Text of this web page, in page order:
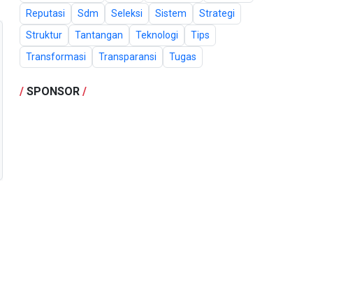
Reputasi
Sdm Seleksi Sistem
Strategi
Struktur
Tantangan Teknologi
Tips
Transformasi
Transparansi Tugas
/ SPONSOR /